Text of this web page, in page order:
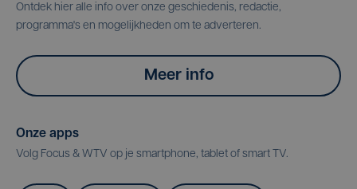
Ontdek hier alle info over onze geschiedenis, redactie,
programma's en mogelijkheden om te adverteren.
Meer info
Onze apps
Volg Focus & WTV op je smartphone, tablet of smart TV.